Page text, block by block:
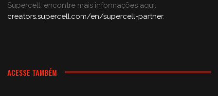
Supercell; encontre mais informações aqui:
creators.supercell.com/en/supercell-partner.
ACESSE TAMBÉM